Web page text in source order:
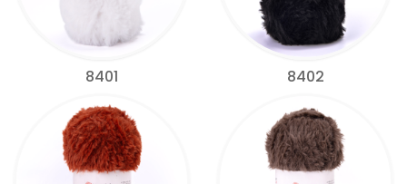
8401 8402